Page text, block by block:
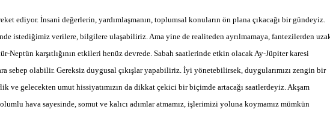
ediyor. İnsani değerlerin, yardımlaşmanın, toplumsal konuların ön plana çıkacağı bir gündeyiz.
istediğimiz verilere, bilgilere ulaşabiliriz. Ama yine de realiteden ayrılmamaya, fantezilerden
Neptün karşıtlığının etkileri henüz devrede. Sabah saatlerinde etkin olacak Ay-Jüpiter karesi
sebep olabilir. Gereksiz duygusal çıkışlar yapabiliriz. İyi yönetebilirsek, duygularımızı zengin bir
ve gelecekten umut hissiyatımızın da dikkat çekici bir biçimde artacağı saatlerdeyiz. Akşam
hava sayesinde, somut ve kalıcı adımlar atmamız, işlerimizi yoluna koymamız mümkün